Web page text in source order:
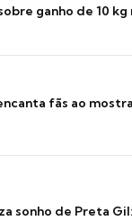
ganho de 10 kg
fãs ao
sonho de Preta